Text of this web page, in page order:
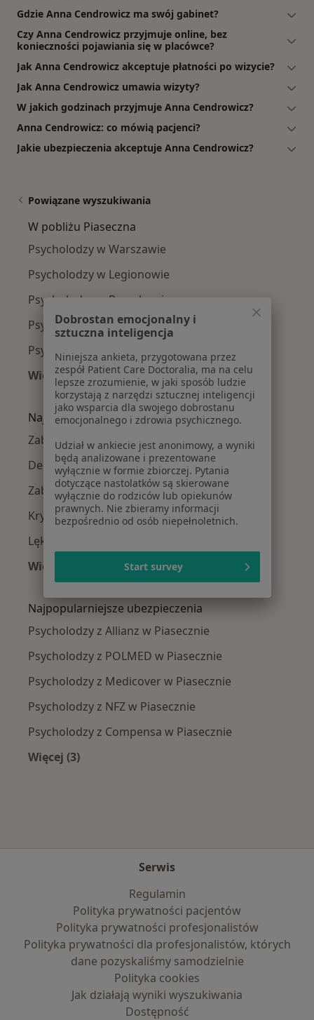
Gdzie Anna Cendrowicz ma swój gabinet?
Czy Anna Cendrowicz przyjmuje online, bez
konieczności pojawiania się w placówce?
Jak Anna Cendrowicz akceptuje płatności po wizycie?
Jak Anna Cendrowicz umawia wizyty?
W jakich godzinach przyjmuje Anna Cendrowicz?
Anna Cendrowicz: co mówią pacjenci?
Jakie ubezpieczenia akceptuje Anna Cendrowicz?
Powiązane wyszukiwania
W pobliżu Piaseczna
Psycholodzy w Warszawie
Psycholodzy w Legionowie
Psycholodzy w Pruszkowie
Psycholodzy w Grodzisku Mazowieckim
Psycholodzy w Otwocku
Więcej (14)
Więcej w kategorii: W pobliżu Piaseczna
Najczęście leczone choroby
Zaburzenia lękowe w Piasecznie
Depresja w Piasecznie
Zaburzenia nastroju w Piasecznie
Kryzys emocjonalny w Piasecznie
Lęki w Piasecznie
Więcej (15)
Więcej w kategorii: Najczęście leczone
Najpopularniejsze ubezpieczenia
Psycholodzy z Allianz w Piasecznie
Psycholodzy z POLMED w Piasecznie
Psycholodzy z Medicover w Piasecznie
Psycholodzy z NFZ w Piasecznie
Psycholodzy z Compensa w Piasecznie
Więcej (3)
Serwis
Regulamin
Polityka prywatności pacjentów
Polityka prywatności profesjonalistów
Polityka prywatności dla profesjonalistów, których
dane pozyskaliśmy samodzielnie
Polityka cookies
Jak działają wyniki wyszukiwania
Dostępność
Dobrostan emocjonalny i
sztuczna inteligencja
Niniejsza ankieta, przygotowana przez
zespół Patient Care Doctoralia, ma na celu
lepsze zrozumienie, w jaki sposób ludzie
korzystają z narzędzi sztucznej inteligencji
jako wsparcia dla swojego dobrostanu
emocjonalnego i zdrowia psychicznego.
Udział w ankiecie jest anonimowy, a wyniki
będą analizowane i prezentowane
wyłącznie w formie zbiorczej. Pytania
dotyczące nastolatków są skierowane
wyłącznie do rodziców lub opiekunów
prawnych. Nie zbieramy informacji
bezpośrednio od osób niepełnoletnich.
Start survey